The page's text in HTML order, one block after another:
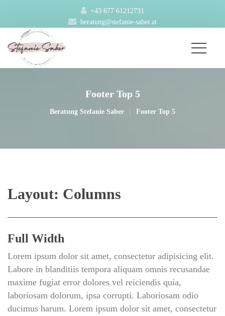
+43 677 61212731
beratung@stefanie-saber.at
Footer Top 5
Beratung Stefanie Saber Footer Top 5
Layout: Column
Full Width
Lorem ipsum dolor sit amet, consectetur adipisicing elit.
Labore in blanditiis tempora aliquam omnis recusandae
maxime fugiat error dolores vel reiciendis quia,
laboriosam dolorum, ipsa corrupti. Laboriosam odio
ducimus harum. Lorem ipsum dolor sit amet, consectetur